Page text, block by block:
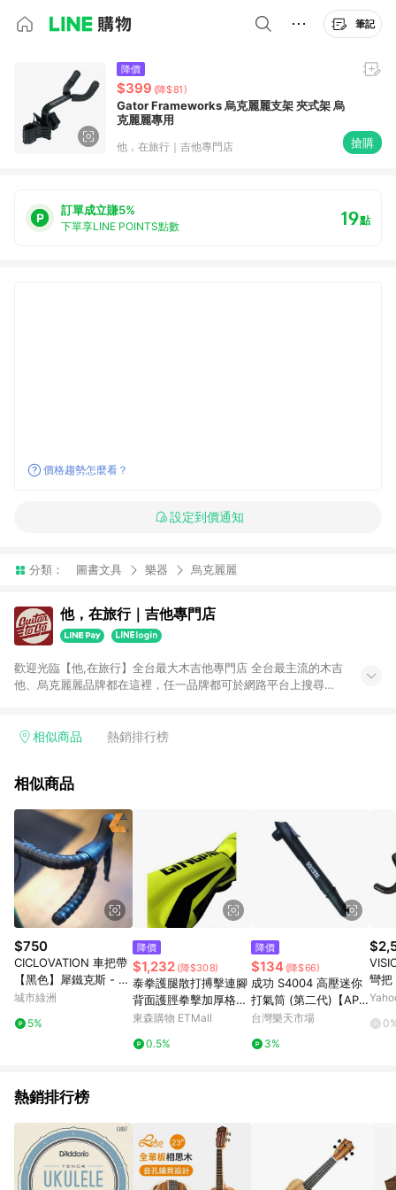
筆記
降價
$399 (降$81)
Gator Frameworks 烏克麗麗支架 夾式架 烏
克麗麗專用
他，在旅行｜吉他專門店 搶購
訂單成立賺5%
下單享LINE POINTS點數 19點
價格趨勢怎麼看？
設定到價通知
分類： 圖書文具 樂器 烏克麗麗
他，在旅行｜吉他專門店
歡迎光臨【他,在旅行】全台最大木吉他專門店 全台最主流的木吉
他、烏克麗麗品牌都在這裡，任一品牌都可於網路平台上搜尋得
距，我們會在出貨前調整至最佳，再保有一年的免費調整服務，
吉他、吉他麗麗......保證全台最齊全。
相似商品 熱銷排行榜
相似商品
$750
CICLOVATION 車把帶
【黑色】犀鐵克斯 - 2
D碳纖
城市綠洲
5%
降價
$1,232 (降$308)
泰拳護腿散打搏擊連腳
背面護脛拳擊加厚格斗
護具護踝跆拳道護腿板
東森購物 ETMall
0.5%
降價
$134 (降$66)
成功 S4004 高壓迷你
打氣筒 (第二代)【APP
滿額下單10%點數(單一
1止
台灣樂天市場
3%
彎把
R 公
熱銷排行榜